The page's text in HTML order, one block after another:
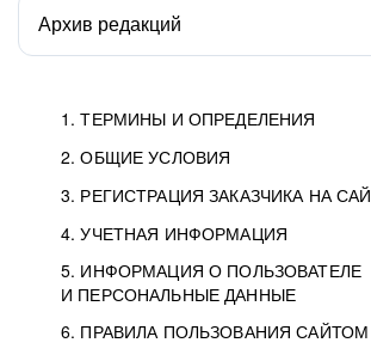
1. ТЕРМИНЫ И ОПРЕДЕЛЕНИЯ
2. ОБЩИЕ УСЛОВИЯ
3. РЕГИСТРАЦИЯ ЗАКАЗЧИКА НА
4. УЧЕТНАЯ ИНФОРМАЦИЯ
5. ИНФОРМАЦИЯ О ПОЛЬЗОВАТЕЛЕ
И ПЕРСОНАЛЬНЫЕ ДАННЫЕ
6. ПРАВИЛА ПОЛЬЗОВАНИЯ САЙТОМ
Архив редакций